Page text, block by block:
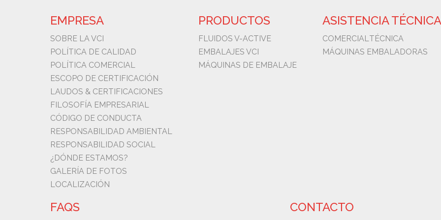
EMPRESA
SOBRE LA VCI
POLÍTICA DE CALIDAD
POLÍTICA COMERCIAL
ESCOPO DE CERTIFICACIÓN
LAUDOS & CERTIFICACIONES
FILOSOFÍA EMPRESARIAL
CÓDIGO DE CONDUCTA
RESPONSABILIDAD AMBIENTAL
RESPONSABILIDAD SOCIAL
¿DÓNDE ESTAMOS?
GALERÍA DE FOTOS
LOCALIZACIÓN
PRODUCTOS
FLUIDOS V-ACTIVE
EMBALAJES VCI
MÁQUINAS DE EMBALAJE
ASISTENCIA TÉCNICA
COMERCIALTÉCNICA
MÁQUINAS EMBALADORAS
FAQS CONTACTO